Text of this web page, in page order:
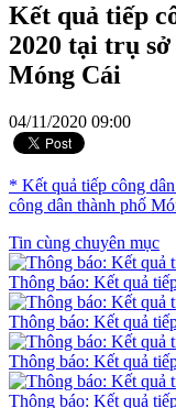
Kết quả tiếp
2020 tại trụ
Móng Cái
04/11/2020 09:00
* Kết quả tiếp công
công dân thành phố
Tin cùng chuyên mục
Thông báo: Kết quả
Thông báo: Kết quả
Thông báo: Kết quả
Thông báo: Kết quả